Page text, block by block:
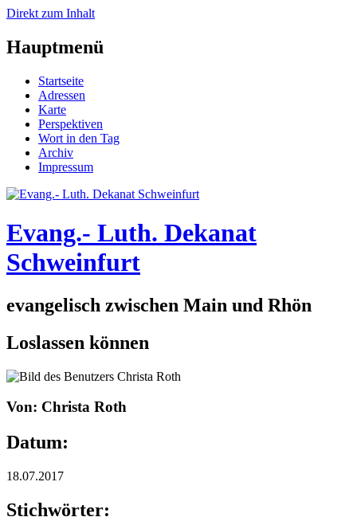
Direkt zum Inhalt
Hauptmenü
Startseite
Adressen
Karte
Perspektiven
Wort in den Tag
Archiv
Impressum
Evang.- Luth. Dekanat
Schweinfurt
evangelisch zwischen Main und Rhön
Loslassen können
Von: Christa Roth
Datum:
18.07.2017
Stichwörter: